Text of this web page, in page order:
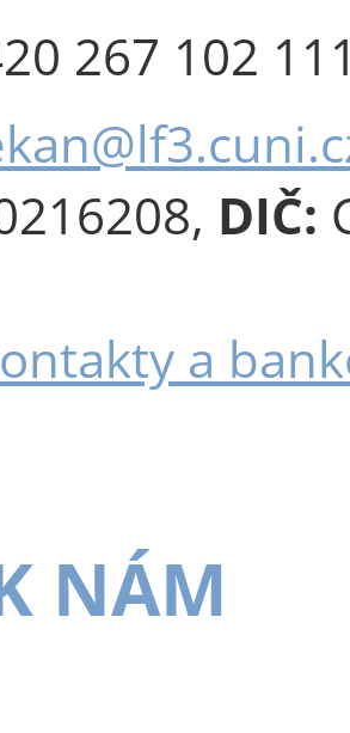
267 102
DIČ:
a
NÁM